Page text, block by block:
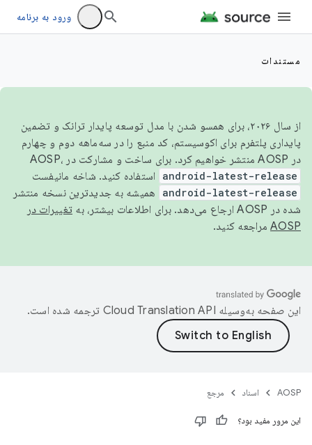
ورود به برنامه
مستندات
از سال ۲۰۲۶، برای همسو شدن با مدل توسعه پایدار ترانک و تضمین
پایداری پلتفرم برای اکوسیستم، کد منبع را در سه‌ماهه دوم و چهارم
در AOSP منتشر خواهیم کرد. برای ساخت و مشارکت در AOSP،
android-latest-release استفاده کنید. شاخه مانیفست
android-latest-release
همیشه به جدیدترین نسخه منتشر
شده در AOSP ارجاع می‌دهد. برای اطلاعات بیشتر، به
تغییرات در
AOSP مراجعه کنید.
این صفحه به‌وسیله ترجمه شده است.
AOSP اسناد مرجع
این مرور مفید بود؟